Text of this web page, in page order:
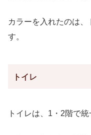
カラーを入れたのは
す。
トイレ
トイレは、1・2階で